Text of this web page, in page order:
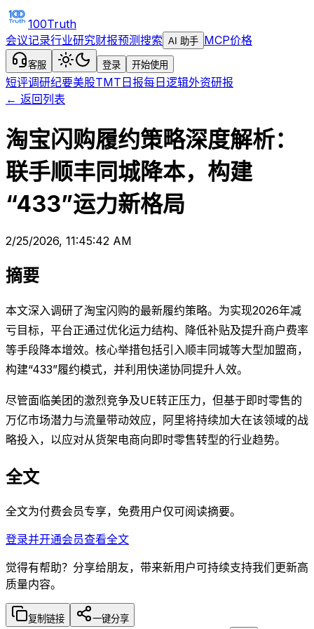
100Truth
会议记录行业研究财报预测搜索 AI 助手 MCP价格
客服 登录 开始使用
短评调研纪要美股TMT日报每日逻辑外资研报
← 返回列表
淘宝闪购履约策略深度解析：
联手顺丰同城降本，构建
“433”运力新格局
2/25/2026, 11:45:42 AM
摘要
本文深入调研了淘宝闪购的最新履约策略。为实现2026年减
亏目标，平台正通过优化运力结构、降低补贴及提升商户费率
等手段降本增效。核心举措包括引入顺丰同城等大型加盟商，
构建“433”履约模式，并利用快递协同提升人效。
尽管面临美团的激烈竞争及UE转正压力，但基于即时零售的
万亿市场潜力与流量带动效应，阿里将持续加大在该领域的战
略投入，以应对从货架电商向即时零售转型的行业趋势。
全文
全文为付费会员专享，免费用户仅可阅读摘要。
登录并开通会员查看全文
觉得有帮助？分享给朋友，带来新用户可持续支持我们更新高
质量内容。
复制链接 一键分享